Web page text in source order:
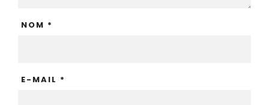
NOM *
E-MAIL *